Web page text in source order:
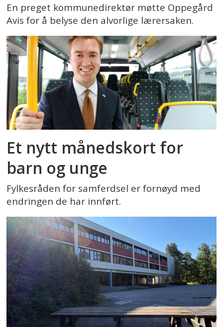
En preget kommunedirektør møtte Oppegård
Avis for å belyse den alvorlige lærersaken.
Et nytt månedskort for
barn og unge
Fylkesråden for samferdsel er fornøyd med
endringen de har innført.